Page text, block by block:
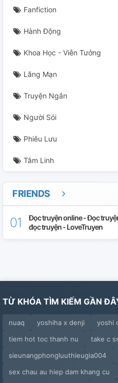
Fanfiction
Hành Động
Khoa Học - Viễn Tưởng
Lãng Mạn
Truyện Ngắn
Người Sói
Phiêu Lưu
Tâm Linh
FRIENDS
Đọc truyện online - Đọc
đọc truyện - LoveTruyen
TỪ KHÓA TÌM KIẾM GẦN
nuaq yoshiha x denji yoshi
tiem hot toc thanh nu
take c
sieunangphongluuthieugia004
sex chau au hiep dam khang cu